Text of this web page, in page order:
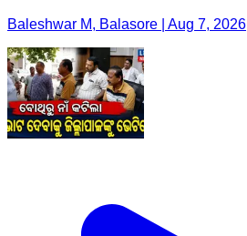
Baleshwar M, Balasore | Aug 7, 2026